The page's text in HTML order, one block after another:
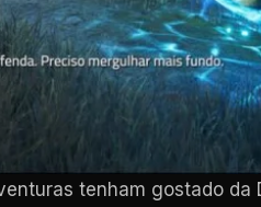
tenham gostado da